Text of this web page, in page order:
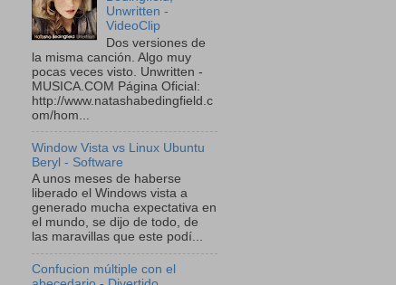
Unwritten -
VideoClip
Dos versiones de
la misma canción. Algo muy
pocas veces visto. Unwritten -
MUSICA.COM Página Oficial:
http://www.natashabedingfield.c
om/hom...
Window Vista vs Linux Ubuntu
Beryl - Software
A unos meses de haberse
liberado el Windows vista a
generado mucha expectativa en
el mundo, se dijo de todo, de
las maravillas que este podí...
Confucion múltiple con el